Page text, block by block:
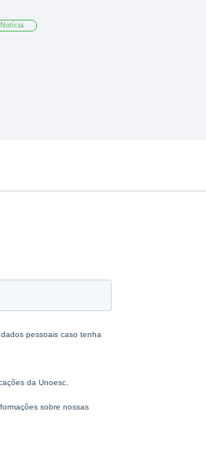
Notícia